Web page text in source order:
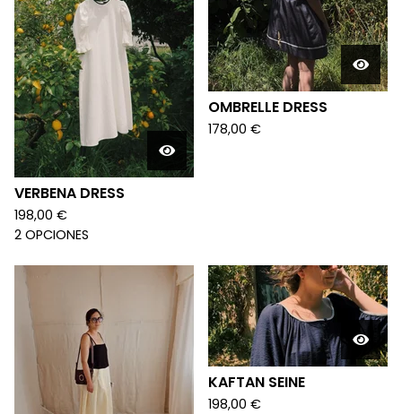
VERBENA DRESS
198,00 €
2 OPCIONES
OMBRELLE DRESS
178,00 €
KAFTAN SEINE
198,00 €